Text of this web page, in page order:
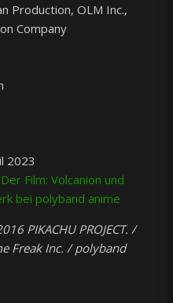
Production, OLM Inc.,
Company
2023
Film: Volcanion und
bei polyband anime
PIKACHU PROJECT. /
Freak Inc. / polyband